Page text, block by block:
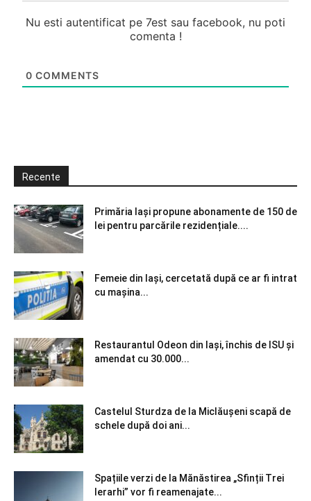
Nu esti autentificat pe 7est sau facebook, nu poti
comenta !
0 COMMENTS
Recente
Primăria Iași propune abonamente de 150 de
lei pentru parcările rezidențiale....
Femeie din Iași, cercetată după ce ar fi intrat
cu mașina...
Restaurantul Odeon din Iași, închis de ISU și
amendat cu 30.000...
Castelul Sturdza de la Miclăușeni scapă de
schele după doi ani...
Spațiile verzi de la Mănăstirea „Sfinții Trei
Ierarhi” vor fi reamenajate...